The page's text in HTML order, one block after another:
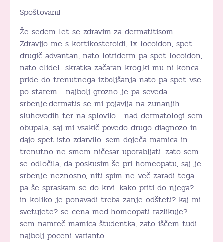
Spoštovani!
Že sedem let se zdravim za dermatitisom.
Zdravijo me s kortikosteroidi, 1x locoidon, spet
drugič advantan, nato lotriderm pa spet locoidon,
nato elidel…skratka začaran krog,ki mu ni konca.
pride do trenutnega izboljšanja nato pa spet vse
po starem…..najbolj grozno je pa seveda
srbenje.dermatis se mi pojavlja na zunanjih
sluhovodih ter na splovilo…..nad dermatologi sem
obupala, saj mi vsakič povedo drugo diagnozo in
dajo spet isto zdarvilo. sem doječa mamica in
trenutno ne smem ničesar uporabljati. zato sem
se odločila, da poskusim še pri homeopatu, saj je
srbenje neznosno, niti spim ne več zaradi tega
pa še spraskam se do krvi. kako priti do njega?
in koliko je ponavadi treba zanje odšteti? kaj mi
svetujete? se cena med homeopati razlikuje?
sem namreč mamica študentka, zato iščem tudi
najbolj poceni varianto